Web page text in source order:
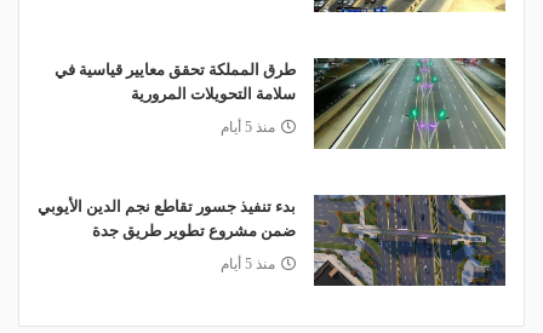
طرق المملكة تحقق معايير قياسية في
سلامة التحويلات المرورية
منذ 5 أيام
بدء تنفيذ جسور تقاطع نجم الدين الأيوبي
ضمن مشروع تطوير طريق جدة
منذ 5 أيام